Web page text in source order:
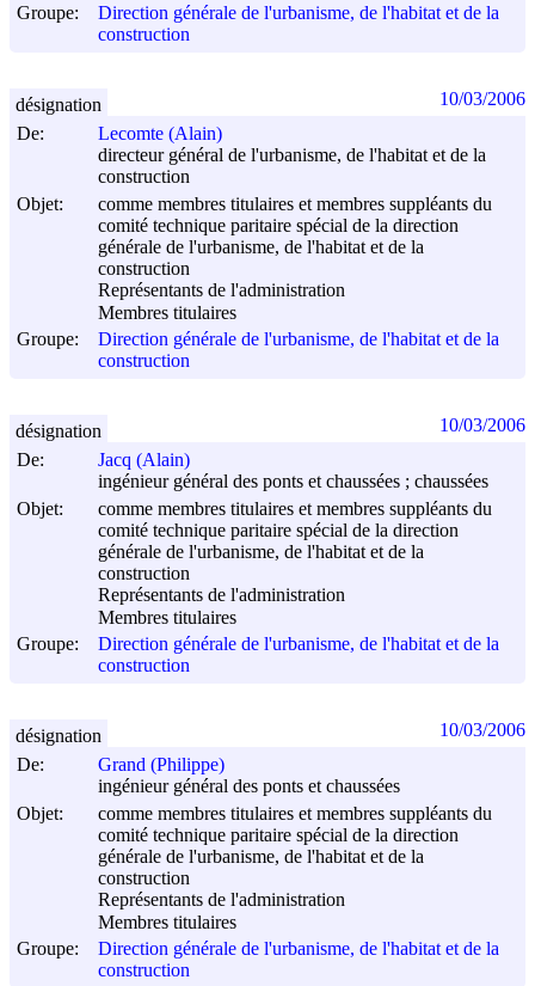
Groupe:
Direction générale de l'urbanisme, de l'habitat et de la
construction
De:
Lecomte (Alain)
directeur général de l'urbanisme, de l'habitat et de la
construction
Objet:
comme membres titulaires et membres suppléants du
comité technique paritaire spécial de la direction
générale de l'urbanisme, de l'habitat et de la
construction
Représentants de l'administration
Membres titulaires
Groupe:
Direction générale de l'urbanisme, de l'habitat et de la
construction
désignation 10/03/2006
De:
Jacq (Alain)
ingénieur général des ponts et chaussées ; chaussées
Objet:
comme membres titulaires et membres suppléants du
comité technique paritaire spécial de la direction
générale de l'urbanisme, de l'habitat et de la
construction
Représentants de l'administration
Membres titulaires
Groupe:
Direction générale de l'urbanisme, de l'habitat et de la
construction
désignation 10/03/2006
De:
Grand (Philippe)
ingénieur général des ponts et chaussées
Objet:
comme membres titulaires et membres suppléants du
comité technique paritaire spécial de la direction
générale de l'urbanisme, de l'habitat et de la
construction
Représentants de l'administration
Membres titulaires
Groupe:
Direction générale de l'urbanisme, de l'habitat et de la
construction
désignation 10/03/2006